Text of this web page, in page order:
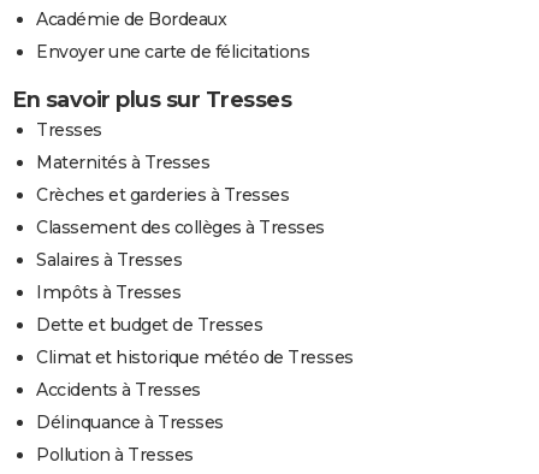
Académie de Bordeaux
Envoyer une carte de félicitations
En savoir plus sur Tresses
Tresses
Maternités à Tresses
Crèches et garderies à Tresses
Classement des collèges à Tresses
Salaires à Tresses
Impôts à Tresses
Dette et budget de Tresses
Climat et historique météo de Tresses
Accidents à Tresses
Délinquance à Tresses
Pollution à Tresses